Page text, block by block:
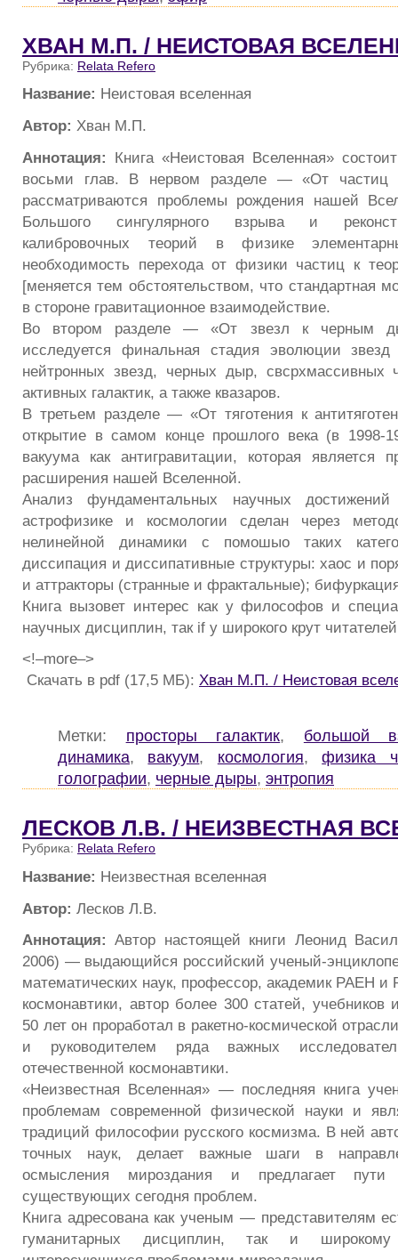
ХВАН М.П. / НЕИСТОВАЯ
Рубрика: Relata Refero
Название: Неистовая вселенная
Автор: Хван М.П.
Аннотация: Книга «Неистовая Вселенная»
восьми глав. В нервом разделе — «От частиц
рассматриваются проблемы рождения нашей
Большого сингулярного взрыва и
калибровочных теорий в физике
необходимость перехода от физики частиц к
[меняется тем обстоятельством, что стандартная
в стороне гравитационное взаимодействие.
Во втором разделе — «От звезл к черным
исследуется финальная стадия эволюции
нейтронных звезд, черных дыр,
активных галактик, а также квазаров.
В третьем разделе — «От тяготения к
открытие в самом конце прошлого века (в 1998-
вакуума как антигравитации, которая является
расширения нашей Вселенной.
Анализ фундаментальных научных
астрофизике и космологии сделан через
нелинейной динамики с помошыо таких
диссипация и диссипативные структуры: хаос и
и аттракторы (странные и фрактальные);
Книга вызовет интерес как у философов и
научных дисциплин, так if у широкого крут
<!–more–>
Скачать в pdf (17,5 МБ): Хван М.П. / Неистовая
Метки: просторы галактик, большой
динамика, вакуум, космология,физика
голографии, черные дыры, энтропия
ЛЕСКОВ Л.В. / НЕИЗВЕСТНАЯ
Рубрика: Relata Refero
Название: Неизвестная вселенная
Автор: Лесков Л.В.
Аннотация:Автор настоящей книги Леонид
2006) — выдающийся российский ученый-
математических наук, профессор, академик РАЕН и
космонавтики, автор более 300 статей,
50 лет он проработал в ракетно-космической
и руководителем ряда важных
отечественной космонавтики.
«Неизвестная Вселенная» — последняя книга
проблемам современной физической науки и
традиций философии русского космизма. В ней
точных наук, делает важные шаги в
осмысления мироздания и предлагает пути
существующих сегодня проблем.
Книга адресована как ученым — представителям
гуманитарных дисциплин, так и широкому